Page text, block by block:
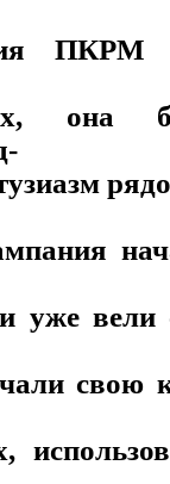
ПКРМ
она
уже
свою